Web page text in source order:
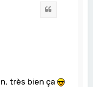
très bien ça